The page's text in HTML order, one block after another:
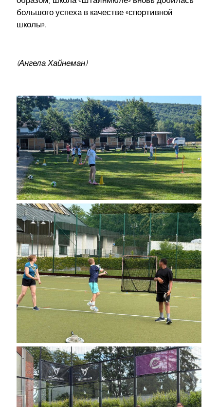
большого успеха в качестве «спортивной
школы».
(Ангела Хайнеман)